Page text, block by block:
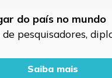
do país no mundo
pesquisadores,
Saiba mais